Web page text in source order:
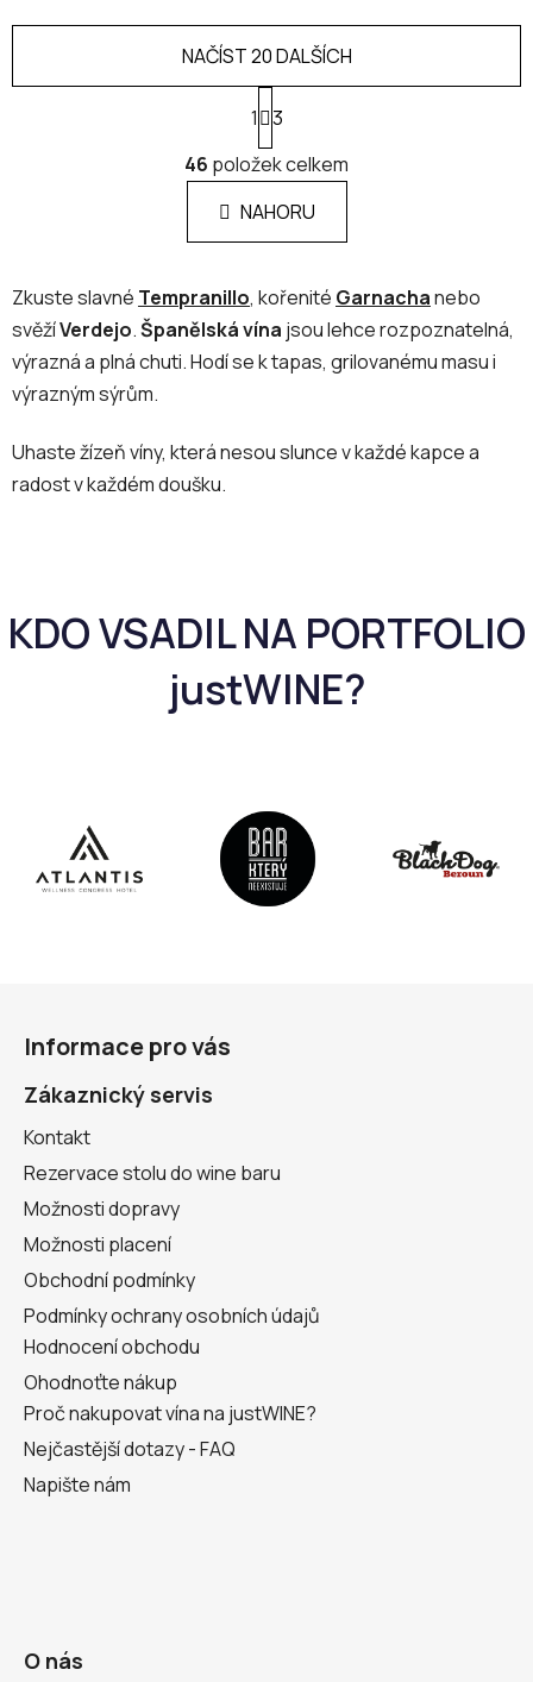
O
v
l
á
d
c
í
p
y
u
NAČÍST 20 DALŠÍCH
S
t
r
á
n
k
n
í
1
3
46 položek celkem
NAHORU
Zkuste slavné Tempranillo, kořenité Garnachanebo
svěžíVerdejo.Španělská vína jsou lehce rozpoznatelná,
výrazná a plná chuti. Hodí se k tapas, grilovanému masu i
výrazným sýrům.
Uhaste žízeň víny, která nesou slunce v každé kapce a
radost v každém doušku.
Informace pro vás
Zákaznický servis
Kontakt
Rezervace stolu do wine baru
Možnosti dopravy
Možnosti placení
Obchodní podmínky
Podmínky ochrany osobních údajů
Hodnocení obchodu
Ohodnoťte nákup
Proč nakupovat vína na justWINE?
Nejčastější dotazy - FAQ
Napište nám
O nás